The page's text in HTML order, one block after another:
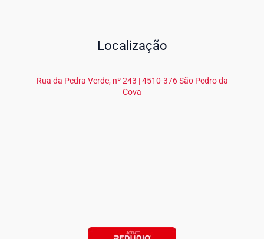
Localização
Rua da Pedra Verde, nº 243 | 4510-376 São Pedro da
Cova